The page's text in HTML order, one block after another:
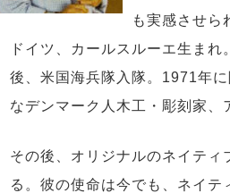
も実感させら
ドイツ、カールスルーエ生ま
後、米国海兵隊入隊。1971年
なデンマーク人木工・彫刻家、
その後、オリジナルのネイテ
る。彼の使命は今でも、ネイ